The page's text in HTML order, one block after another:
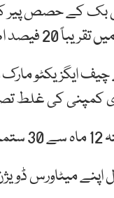
اضافہ ہوا ہے۔
ایگزیکٹو مارک
کمپنی کی غلط
ہے۔